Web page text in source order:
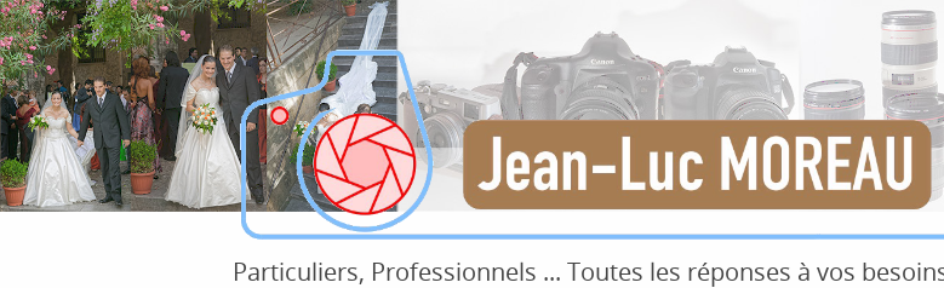
Particuliers, Professionnels ... Toutes les réponses à vos